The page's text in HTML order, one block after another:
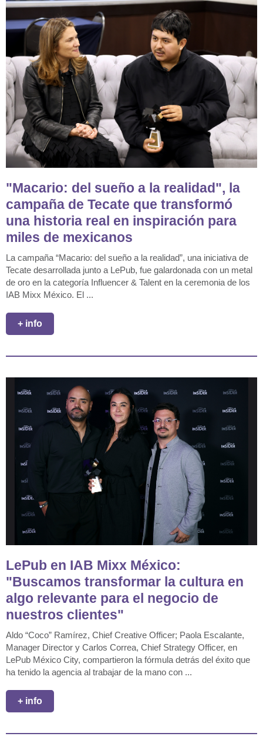
"Macario: del sueño a la realidad", la
campaña de Tecate que transformó
una historia real en inspiración para
miles de mexicanos
La campaña “Macario: del sueño a la realidad”, una iniciativa de
Tecate desarrollada junto a LePub, fue galardonada con un metal
de oro en la categoría Influencer & Talent en la ceremonia de los
IAB Mixx México. El ...
+ info
LePub en IAB Mixx México:
"Buscamos transformar la cultura en
algo relevante para el negocio de
nuestros clientes"
Aldo “Coco” Ramírez, Chief Creative Officer; Paola Escalante,
Manager Director y Carlos Correa, Chief Strategy Officer, en
LePub México City, compartieron la fórmula detrás del éxito que
ha tenido la agencia al trabajar de la mano con ...
+ info